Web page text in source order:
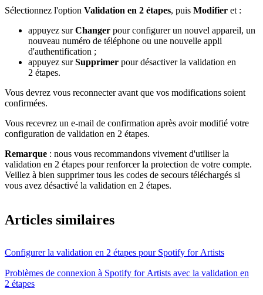
Sélectionnez l'option Validation en 2 étapes, puis Modifier et :
appuyez surChanger pour configurer un nouvel appareil, un
nouveau numéro de téléphone ou une nouvelle appli
d'authentification ;
appuyez surSupprimer pour désactiver la validation en
2 étapes.
Vous devrez vous reconnecter avant que vos modifications soient
confirmées.
Vous recevrez un e-mail de confirmation après avoir modifié votre
configuration de validation en 2 étapes.
Remarque : nous vous recommandons vivement d'utiliser la
validation en 2 étapes pour renforcer la protection de votre compte.
Veillez à bien supprimer tous les codes de secours téléchargés si
vous avez désactivé la validation en 2 étapes.
Articles similaires
Configurer la validation en 2 étapes pour Spotify for Artists
Problèmes de connexion à Spotify for Artists avec la validation en
2 étapes